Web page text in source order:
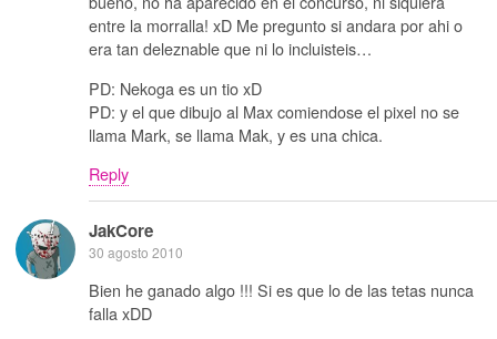
entre la morralla! xD Me pregunto si andara por ahi o
era tan deleznable que ni lo incluisteis…
PD: Nekoga es un tio xD
PD: y el que dibujo al Max comiendose el pixel no se
llama Mark, se llama Mak, y es una chica.
Reply
JakCore
30 agosto 2010
Bien he ganado algo !!! Si es que lo de las tetas nunca
falla xDD